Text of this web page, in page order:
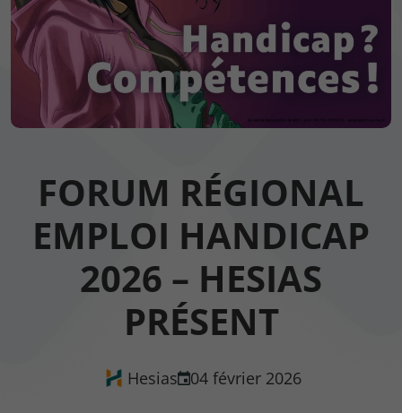
FORUM RÉGIONAL
EMPLOI HANDICAP
2026 – HESIAS
PRÉSENT
Hesias 04 février 2026